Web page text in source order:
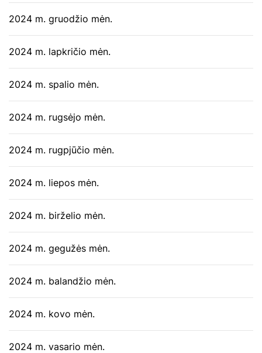
2024 m. gruodžio mėn.
2024 m. lapkričio mėn.
2024 m. spalio mėn.
2024 m. rugsėjo mėn.
2024 m. rugpjūčio mėn.
2024 m. liepos mėn.
2024 m. birželio mėn.
2024 m. gegužės mėn.
2024 m. balandžio mėn.
2024 m. kovo mėn.
2024 m. vasario mėn.